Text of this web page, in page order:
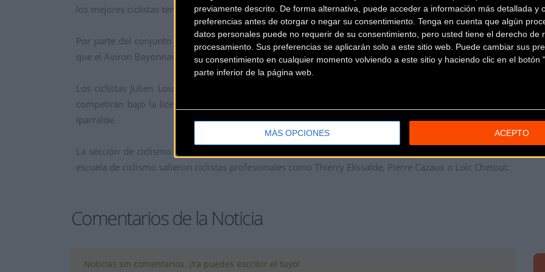
previamente descrito. De forma alternativa, puede acceder a información más detallada y
preferencias antes de otorgar o negar su consentimiento. Tenga en cuenta que algún
datos personales puede no requerir de su consentimiento, pero usted tiene el derecho de
procesamiento. Sus preferencias se aplicarán solo a este sitio web. Puede cambiar sus
su consentimiento en cualquier momento volviendo a este sitio y haciendo clic en el botón
parte inferior de la página web.
MÁS OPCIONES ACEPTO
los mejores ciclistas tengan una oportunidad en el profesionalismo.
Por parte del conjunto vasco, han acudido al acto Jon Odriozola, mánager deportivo, y Francis Lafargue,
que el Aviron Bayonnais ha estado representado por el presidente de su sección ciclista, Eric Meyzenc.
Los ciclistas Julien Loubet y Cyril Barthe también han asistido al acto. Ambos corredores, que formarán
competirán bajo la licencia del Aviron Bayonnais la próxima temporada y se pretenda que ambos
Iparralde.
La sección de ciclismo del club Aviron Bayonnais nació en 1931 y tiene representación en todas las
escuela de ciclismo salieron ciclistas profesionales como Thierry Elissalde, Pierre Cazaux o Loic Chetout.
Comentarios de la Noticia
Noticias sin comentarios. ¡Ya puedes escribir el tuyo!